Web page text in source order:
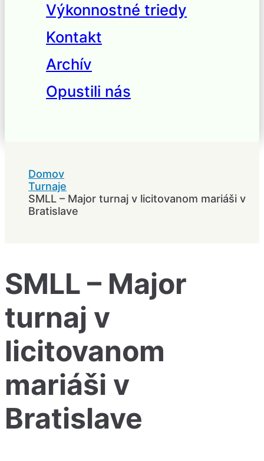
Výkonnostné triedy
Kontakt
Archív
Opustili nás
Domov
Turnaje
SMLL – Major turnaj v licitovanom mariáši v
Bratislave
SMLL – Major
turnaj v
licitovanom
mariáši v
Bratislave